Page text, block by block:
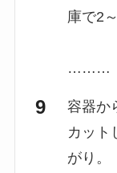
庫で2
………
容器か
カット
がり。